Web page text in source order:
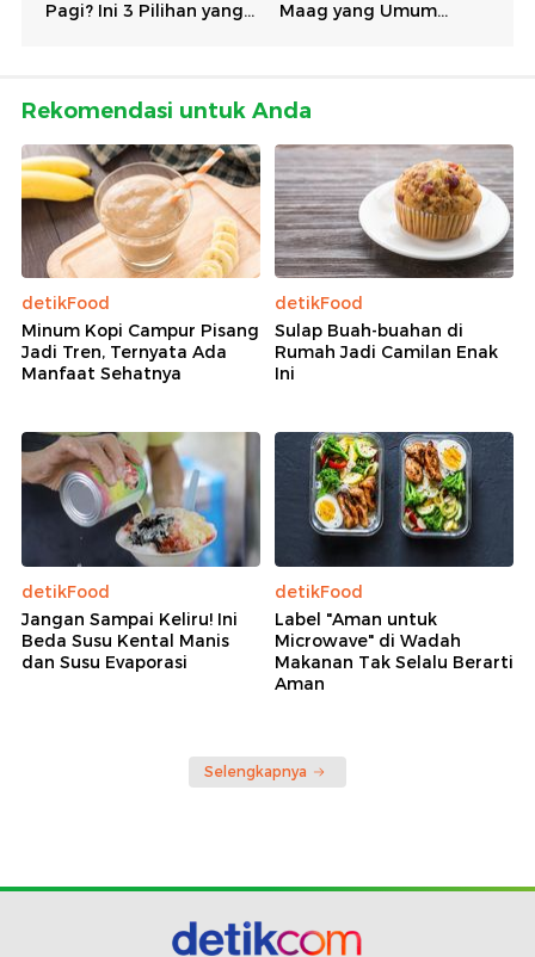
Rekomendasi untuk Anda
detikFood
Minum Kopi Campur Pisang
Jadi Tren, Ternyata Ada
Manfaat Sehatnya
detikFood
Sulap Buah-buahan di
Rumah Jadi Camilan Enak
Ini
detikFood
Jangan Sampai Keliru! Ini
Beda Susu Kental Manis
dan Susu Evaporasi
detikFood
Label "Aman untuk
Microwave" di Wadah
Makanan Tak Selalu Berarti
Aman
Selengkapnya